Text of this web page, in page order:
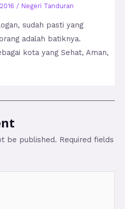
/ Negeri Tanduran
sudah pasti yang
adalah batiknya.
kota yang Sehat, Aman,
be published. Required fields